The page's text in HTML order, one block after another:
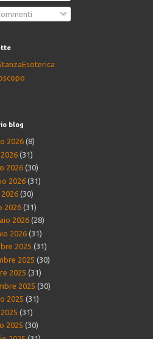
blog
2026 (8)
(31)
2026 (30)
2026 (31)
(30)
2026 (31)
2026 (28)
2026 (31)
2025 (31)
2025 (30)
2025 (31)
2025 (30)
2025 (31)
(31)
2025 (30)